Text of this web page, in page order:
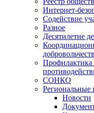
Интернет-
Содействие
Разное
Десятилетие
Профилактика
СОНКО
Региональные
Новости